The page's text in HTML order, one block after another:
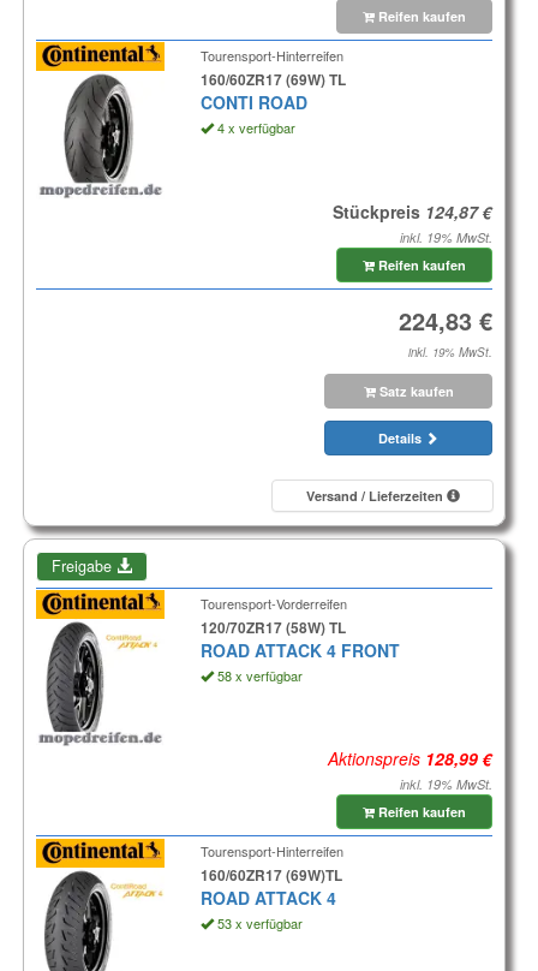
Reifen kaufen
Tourensport-Hinterreifen
160/60ZR17 (69W) TL
CONTI ROAD
4 x verfügbar
Stückpreis
inkl. 19% MwSt.
Reifen kaufen
inkl. 19% MwSt.
Satz kaufen
Details
Versand / Lieferzeiten
Freigabe
Tourensport-Vorderreifen
120/70ZR17 (58W) TL
ROAD ATTACK 4 FRONT
58 x verfügbar
Aktionspreis
inkl. 19% MwSt.
Reifen kaufen
Tourensport-Hinterreifen
160/60ZR17 (69W)TL
ROAD ATTACK 4
53 x verfügbar